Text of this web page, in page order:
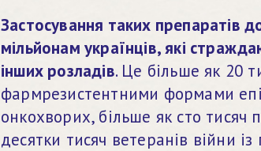
Застосування таких препаратів
мільйонам українців, які
інших розладів. Це більше як 20
фармрезистентними формами
онкохворих, більше як сто тисяч
десятки тисяч ветеранів війни